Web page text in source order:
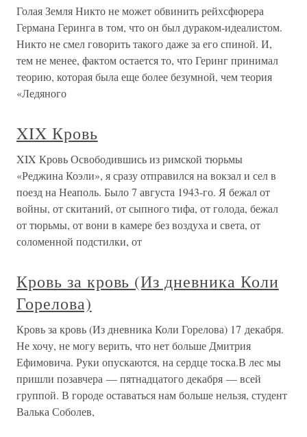
Голая Земля Никто не может обвинить рейхсфюрера
Германа Геринга в том, что он был дураком-идеалистом.
Никто не смел говорить такого даже за его спиной. И,
тем не менее, фактом остается то, что Геринг принимал
теорию, которая была еще более безумной, чем теория
«Ледяного
XIX Кровь
XIX Кровь Освободившись из римской тюрьмы
«Реджина Коэли», я сразу отправился на вокзал и сел в
поезд на Неаполь. Было 7 августа 1943-го. Я бежал от
войны, от скитаний, от сыпного тифа, от голода, бежал
от тюрьмы, от вони в камере без воздуха и света, от
соломенной подстилки, от
Кровь за кровь (Из дневника Коли
Горелова)
Кровь за кровь (Из дневника Коли Горелова) 17 декабря.
Не хочу, не могу верить, что нет больше Дмитрия
Ефимовича. Руки опускаются, на сердце тоска.В лес мы
пришли позавчера — пятнадцатого декабря — всей
группой. В городе оставаться нам больше нельзя, студент
Валька Соболев,